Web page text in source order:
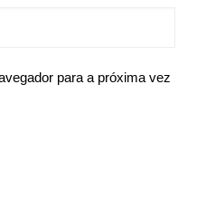
para a próxima vez